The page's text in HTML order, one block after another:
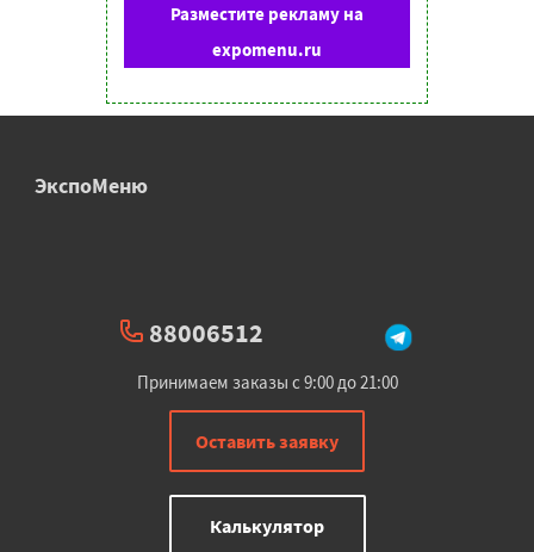
Разместите рекламу на
expomenu.ru
ЭкспоМеню
88006512
Принимаем заказы с 9:00 до 21:00
Оставить заявку
Калькулятор